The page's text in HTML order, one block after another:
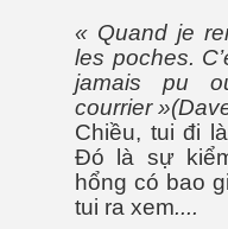
« Quand je
les poches.
jamais pu
courrier
Chiều, tui đi
Đó là sự
hổng có bao
tui ra xem....
452b
không?